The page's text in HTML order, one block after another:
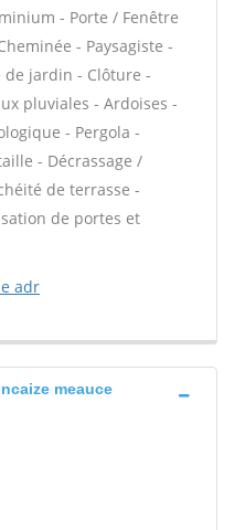
- Porte / Fenêtre
- Paysagiste -
de jardin - Clôture -
pluviales - Ardoises -
- Pergola -
- Décrassage /
de terrasse -
de portes et
adr
meauce